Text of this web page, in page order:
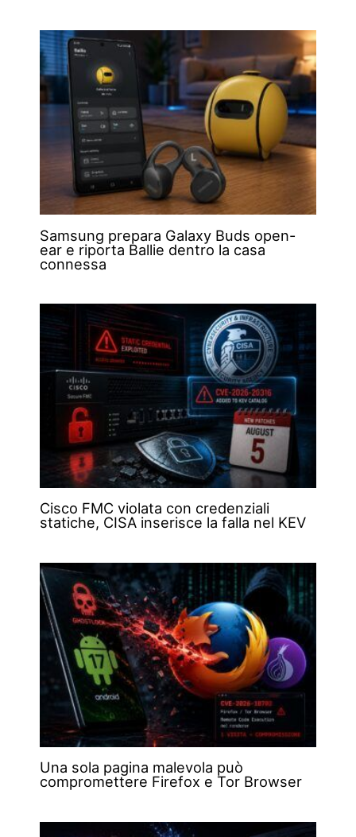
Samsung prepara Galaxy Buds open-
ear e riporta Ballie dentro la casa
connessa
Cisco FMC violata con credenziali
statiche, CISA inserisce la falla nel KEV
Una sola pagina malevola può
compromettere Firefox e Tor Browser